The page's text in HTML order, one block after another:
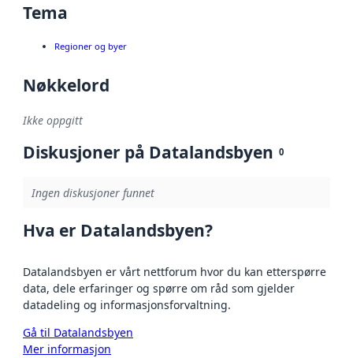
Tema
Regioner og byer
Nøkkelord
Ikke oppgitt
Diskusjoner på Datalandsbyen 0
Ingen diskusjoner funnet
Hva er Datalandsbyen?
Datalandsbyen er vårt nettforum hvor du kan etterspørre
data, dele erfaringer og spørre om råd som gjelder
datadeling og informasjonsforvaltning.
Gå til Datalandsbyen
Mer informasjon